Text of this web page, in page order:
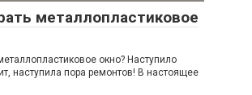
металлопластиковое
окно? Наступило
наступила пора ремонтов! В настоящее